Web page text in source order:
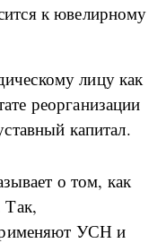
к ювелирному
лицу как
реорганизации
капитал.
о том, как
УСН и